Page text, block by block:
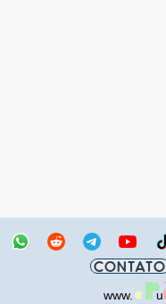
CONTATO